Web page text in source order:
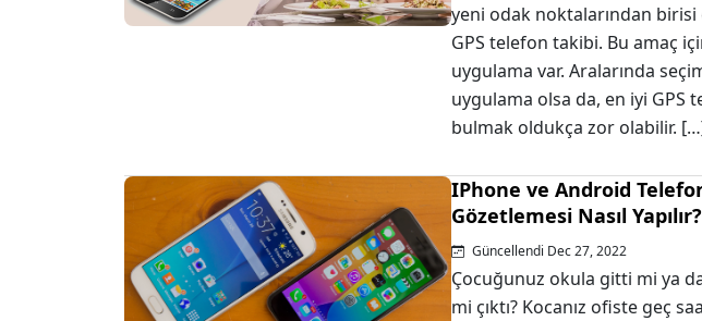
yeni odak noktalarından
GPS telefon takibi. Bu amaç
uygulama var. Aralarında
uygulama olsa da, en iyi GPS
bulmak oldukça zor olabilir.
IPhone ve Android
Gözetlemesi Nasıl Yapılır?
Güncellendi Dec 27, 2022
Çocuğunuz okula gitti mi ya
mi çıktı? Kocanız ofiste geç